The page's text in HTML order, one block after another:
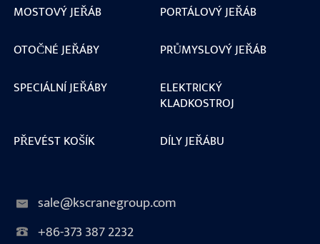
MOSTOVÝ JEŘÁB
PORTÁLOVÝ JEŘÁB
OTOČNÉ JEŘÁBY
PRŮMYSLOVÝ JEŘÁB
SPECIÁLNÍ JEŘÁBY
ELEKTRICKÝ
KLADKOSTROJ
PŘEVÉST KOŠÍK
DÍLY JEŘÁBU
sale@kscranegroup.com
+86-373 387 2232